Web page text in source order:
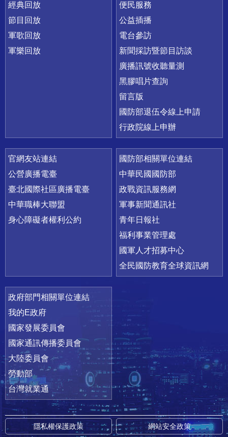
經典回放
節目回放
軍歌回放
軍樂回放
便民服務
公益插播
電台參訪
新聞採訪暨節目訪談
廣播訊號收聽量測
黑膠唱片查詢
留言版
國防部退伍令線上申請
行政院線上申辦
官網友站連結
公營廣播電臺
臺北國際社區廣播電臺
中華職棒大聯盟
身心障礙者權利公約
國防部相關單位連結
中華民國國防部
政戰資訊服務網
軍事新聞通訊社
青年日報社
福利事業管理處
國軍人才招募中心
全民國防教育全球資訊網
政府部門相關單位連結
我的E政府
國家發展委員會
國家通訊傳播委員會
大陸委員會
勞動部
台灣就業通
隱私權保護政策 網站安全政策